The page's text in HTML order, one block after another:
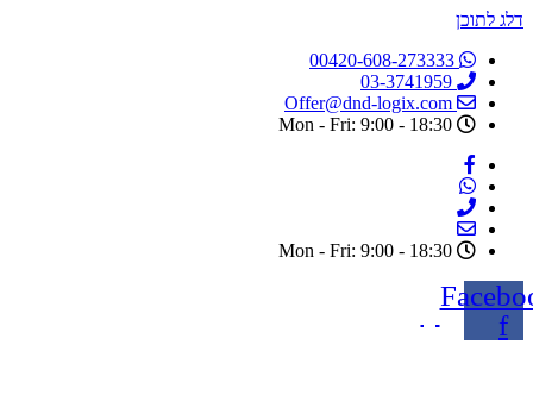
דלג לתוכן
00420-608-273333
03-3741959
Offer@dnd-logix.com
Mon - Fri: 9:00 - 18:30
Mon - Fri: 9:00 - 18:30
f